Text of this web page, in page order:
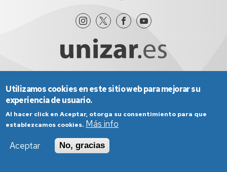
Aviso Legal
Condiciones generales de uso
Política de Privacidad
Utilizamos cookies en este sitio web para mejorar su
experiencia de usuario.
Al hacer click en Aceptar, otorga su consentimiento para que
establezcamos cookies. Más info
Aceptar
No, gracias